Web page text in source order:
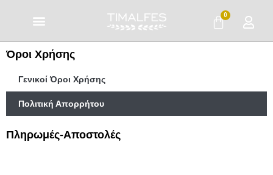
0
Cart
Όροι Χρήσης
Γενικοί Όροι Χρήσης
Πολιτική Απορρήτου
Πληρωμές-Αποστολές